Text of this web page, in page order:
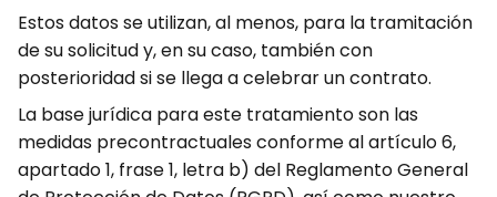
Estos datos se utilizan, al menos, para la tramitación
de su solicitud y, en su caso, también con
posterioridad si se llega a celebrar un contrato.
La base jurídica para este tratamiento son las
medidas precontractuales conforme al artículo 6,
apartado 1, frase 1, letra b) del Reglamento General